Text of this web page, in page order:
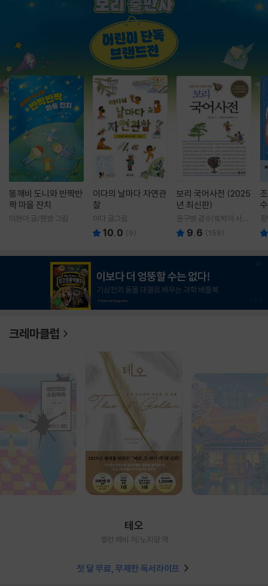
똥깨비 도니와 반짝반
짝 마을 잔치
이현아 글/핸짱 그림
이다의 날마다 자연관
찰
이다 글그림
10.0 (9)
보리 국어사전 (2025
년 최신판)
윤구병 감수/토박이 사전
편찬실 편
9.6 (158)
크레마클럽
테오
앨런 레비 저/노지양 역
첫 달 무료, 무제한 독서라이프